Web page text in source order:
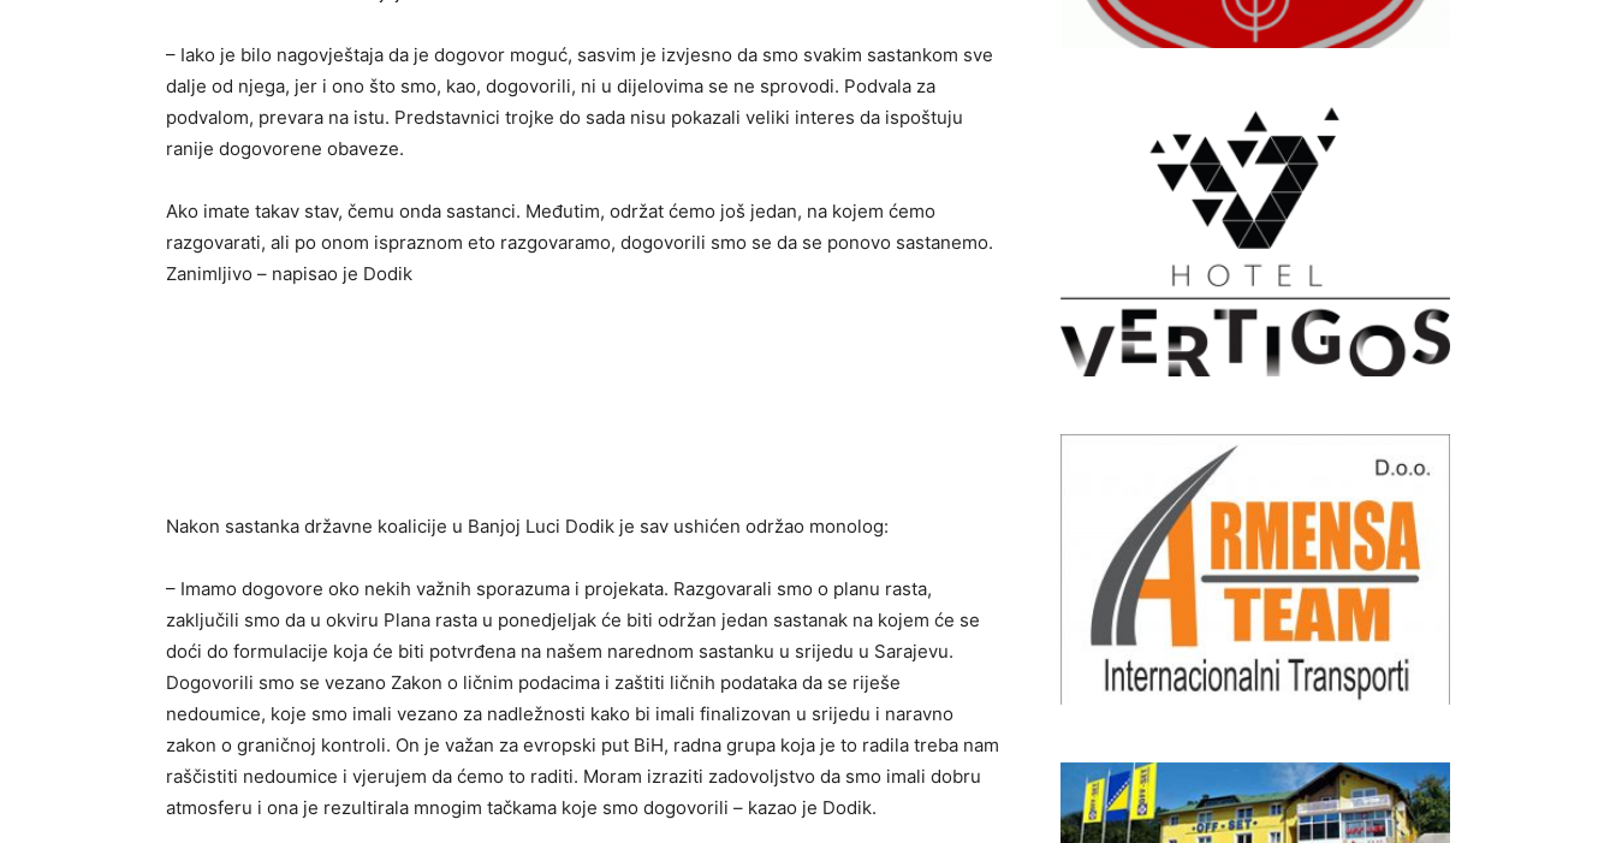
– Iako je bilo nagovještaja da je dogovor moguć, sasvim je izvjesno da smo svakim sastankom sve
dalje od njega, jer i ono što smo, kao, dogovorili, ni u dijelovima se ne sprovodi. Podvala za
podvalom, prevara na istu. Predstavnici trojke do sada nisu pokazali veliki interes da ispoštuju
ranije dogovorene obaveze.
Ako imate takav stav, čemu onda sastanci. Međutim, održat ćemo još jedan, na kojem ćemo
razgovarati, ali po onom ispraznom eto razgovaramo, dogovorili smo se da se ponovo sastanemo.
Zanimljivo – napisao je Dodik
Nakon sastanka državne koalicije u Banjoj Luci Dodik je sav ushićen održao monolog:
– Imamo dogovore oko nekih važnih sporazuma i projekata. Razgovarali smo o planu rasta,
zaključili smo da u okviru Plana rasta u ponedjeljak će biti održan jedan sastanak na kojem će se
doći do formulacije koja će biti potvrđena na našem narednom sastanku u srijedu u Sarajevu.
Dogovorili smo se vezano Zakon o ličnim podacima i zaštiti ličnih podataka da se riješe
nedoumice, koje smo imali vezano za nadležnosti kako bi imali finalizovan u srijedu i naravno
zakon o graničnoj kontroli. On je važan za evropski put BiH, radna grupa koja je to radila treba nam
raščistiti nedoumice i vjerujem da ćemo to raditi. Moram izraziti zadovoljstvo da smo imali dobru
atmosferu i ona je rezultirala mnogim tačkama koje smo dogovorili – kazao je Dodik.